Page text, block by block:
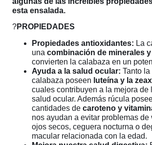
esta ensalada.
?PROPIEDADES
Propiedades antioxidantes: La
una combinación de minerales
convierten la calabaza en un
Ayuda a la salud ocular: Tanto
calabaza poseen luteína y la
cuales contribuyen a la mejora de
salud ocular. Además rúcula
cantidades de caroteno y
nos ayudan a evitar problemas de
ojos secos, ceguera nocturna o
macular relacionada con la edad.